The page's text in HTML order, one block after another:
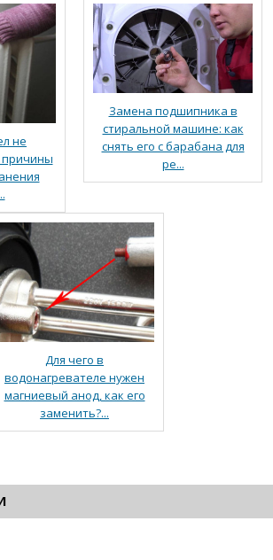
не
причины
Замена подшипника в
стиральной машине: как
снять его с барабана для
ре...
Для чего в
водонагревателе нужен
магниевый анод, как его
заменить?...